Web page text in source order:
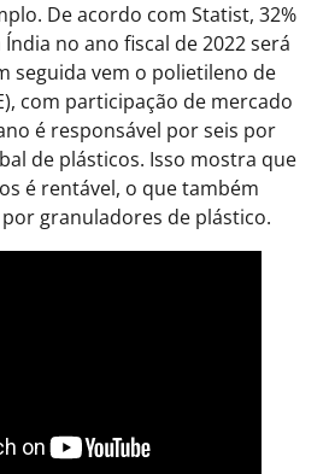
De acordo com Statist, 32%
no ano fiscal de 2022 será
seguida vem o polietileno de
com participação de mercado
é responsável por seis por
de plásticos. Isso mostra que
é rentável, o que também
granuladores de plástico.